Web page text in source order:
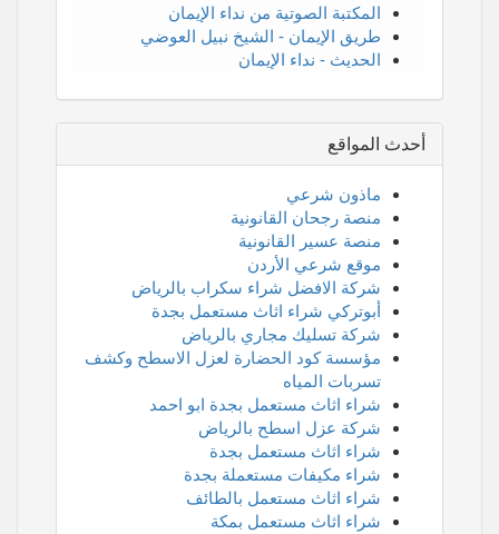
المكتبة الصوتية من نداء الإيمان
طريق الإيمان - الشيخ نبيل العوضي
الحديث - نداء الإيمان
أحدث المواقع
ماذون شرعي
منصة رجحان القانونية
منصة عسير القانونية
موقع شرعي الأردن
شركة الافضل شراء سكراب بالرياض
أبوتركي شراء اثاث مستعمل بجدة
شركة تسليك مجاري بالرياض
مؤسسة كود الحضارة لعزل الاسطح وكشف
تسربات المياه
شراء اثاث مستعمل بجدة ابو احمد
شركة عزل اسطح بالرياض
شراء اثاث مستعمل بجدة
شراء مكيفات مستعملة بجدة
شراء اثاث مستعمل بالطائف
شراء اثاث مستعمل بمكة